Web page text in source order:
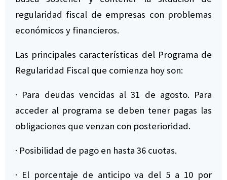
regularidad fiscal de empresas con problemas
económicos y financieros.
Las principales características del Programa de
Regularidad Fiscal que comienza hoy son:
· Para deudas vencidas al 31 de agosto. Para
acceder al programa se deben tener pagas las
obligaciones que venzan con posterioridad.
· Posibilidad de pago en hasta 36 cuotas.
· El porcentaje de anticipo va del 5 a 10 por